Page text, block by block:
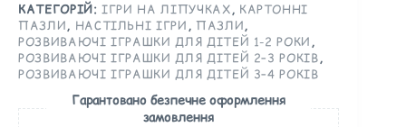
КАТЕГОРІЙ:ІГРИ НА ЛІПУЧКАХ, КАРТОННІ
ПАЗЛИ, НАСТІЛЬНІ ІГРИ , ПАЗЛИ,
РОЗВИВАЮЧІ ІГРАШКИ ДЛЯ ДІТЕЙ 1-2 РОКИ ,
РОЗВИВАЮЧІ ІГРАШКИ ДЛЯ ДІТЕЙ 2–3 РОКІВ,
РОЗВИВАЮЧІ ІГРАШКИ ДЛЯ ДІТЕЙ 3–4 РОКІВ
Гарантовано безпечне оформлення
замовлення